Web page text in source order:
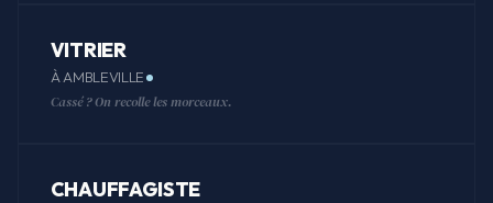
VITRIER
À AMBLEVILLE
Cassé ? On recolle les morceaux.
CHAUFFAGISTE